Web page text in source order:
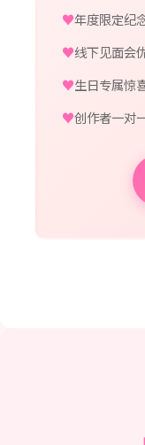
年度限定纪
线下见面会
生日专属惊
创作者一对